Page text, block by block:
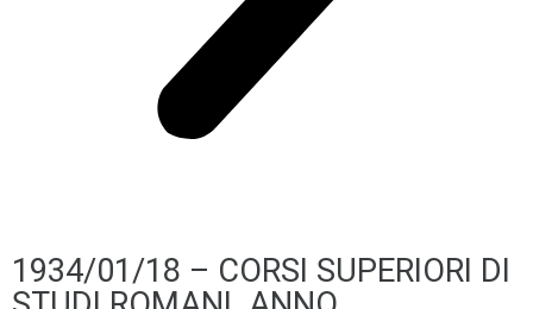
1934/01/18 – CORSI SUPERIORI DI